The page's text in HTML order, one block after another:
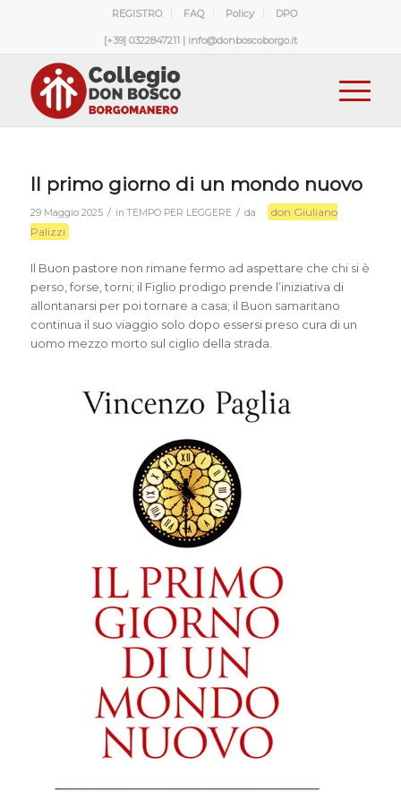
REGISTRO FAQ Policy DPO
[+39] 0322847211 | info@donboscoborgo.it
Il primo giorno di un mondo nuovo
29 Maggio 2025 / inTEMPO PER LEGGERE / da
don Giuliano
Palizzi
Il Buon pastore non rimane fermo ad aspettare che chi si è
perso, forse, torni; il Figlio prodigo prende l’iniziativa di
allontanarsi per poi tornare a casa; il Buon samaritano
continua il suo viaggio solo dopo essersi preso cura di un
uomo mezzo morto sul ciglio della strada.